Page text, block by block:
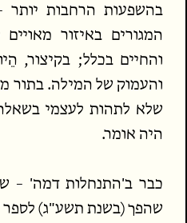
בהשפעות הרחבות
המגורים באיזור
והחיים בכלל; בקיצור,
והעמוק של המילה. בתור
שלא לתהות לעצמי
היה אומר.
כבר ב'התנחלות דמה' –
שהפך (בשנת תשע"ג)